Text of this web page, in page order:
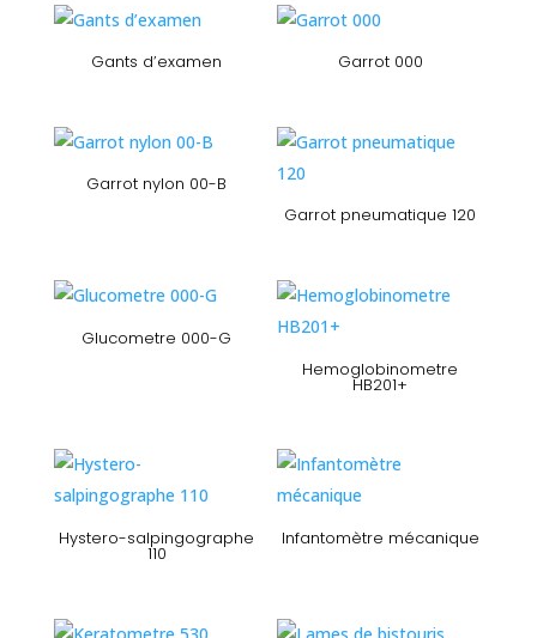
Gants d’examen Garrot 000
Garrot nylon 00-B
Garrot pneumatique 120
Glucometre 000-G
Hemoglobinometre
HB201+
Hystero-salpingographe
110
Infantomètre mécanique